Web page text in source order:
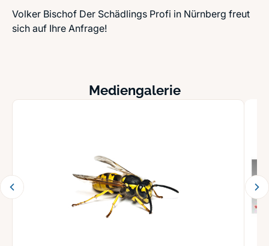
Volker Bischof Der Schädlings Profi in Nürnberg freut
sich auf Ihre Anfrage!
Mediengalerie